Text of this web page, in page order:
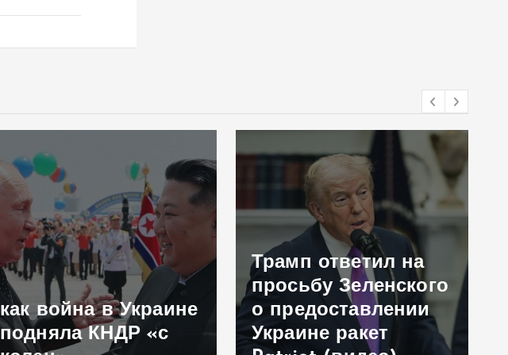
как война в Украине
подняла КНДР «с
Трамп ответил на
просьбу Зеленского
о предоставлении
Украине ракет